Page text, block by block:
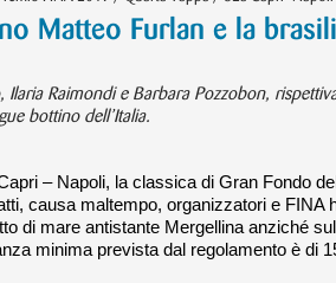
Matteo Furlan e la
Raimondi e Barbara Pozzobon,
bottino dell’Italia.
– Napoli, la classica di Gran Fondo
causa maltempo, organizzatori e FINA
di mare antistante Mergellina anziché
minima prevista dal regolamento è di